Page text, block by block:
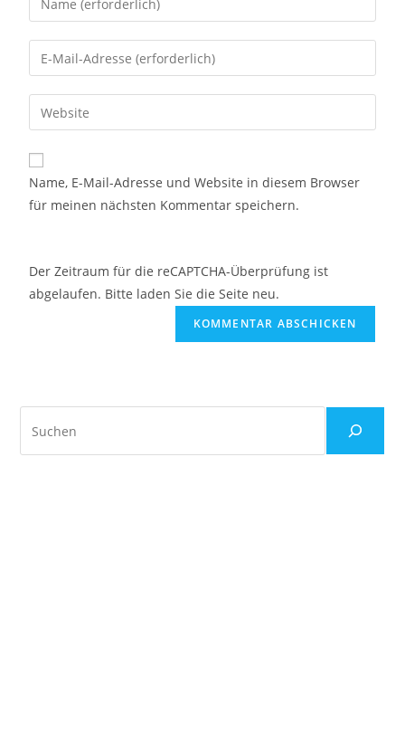
Name, E-Mail-Adresse und Website in diesem Browser
für meinen nächsten Kommentar speichern.
Der Zeitraum für die reCAPTCHA-Überprüfung ist
abgelaufen. Bitte laden Sie die Seite neu.